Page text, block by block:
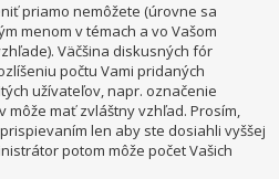
priamo nemôžete (úrovne sa
menom v témach a vo Vašom
Väčšina diskusných fór
počtu Vami pridaných
užívateľov, napr. označenie
mať zvláštny vzhľad. Prosím,
len aby ste dosiahli vyššej
potom môže počet Vašich